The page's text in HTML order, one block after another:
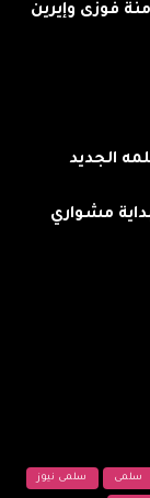
فوزى وإيرين
الجديد
مشواري
سلمى سلمى نيوز